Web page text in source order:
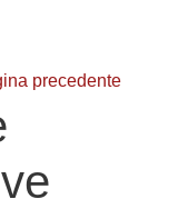
precedente